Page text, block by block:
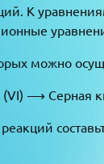
К
можно
⟶ Серная